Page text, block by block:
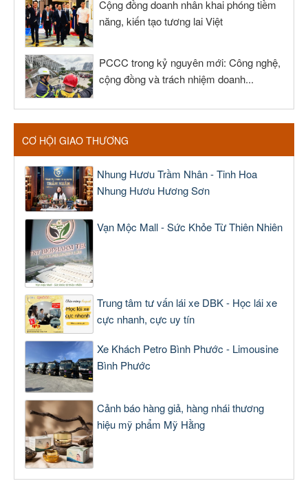
Cộng đồng doanh nhân khai phóng tiềm
năng, kiến tạo tương lai Việt
PCCC trong kỷ nguyên mới: Công nghệ,
cộng đồng và trách nhiệm doanh...
CƠ HỘI GIAO THƯƠNG
Nhung Hươu Trầm Nhân - Tinh Hoa
Nhung Hươu Hương Sơn
Vạn Mộc Mall - Sức Khỏe Từ Thiên Nhiên
Trung tâm tư vấn lái xe DBK - Học lái xe
cực nhanh, cực uy tín
Xe Khách Petro Bình Phước - Limousine
Bình Phước
Cảnh báo hàng giả, hàng nhái thương
hiệu mỹ phẩm Mỹ Hằng